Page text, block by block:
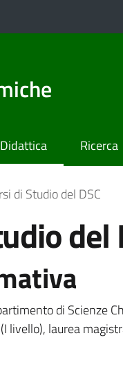
Didattica Ricerca
di Studio del DSC
del
di Scienze
livello), laurea